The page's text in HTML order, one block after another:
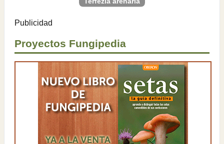
Publicidad
Proyectos Fungipedia